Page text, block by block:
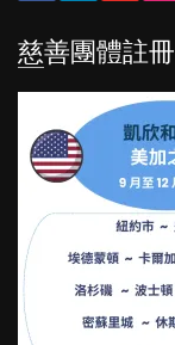
慈善團體註冊